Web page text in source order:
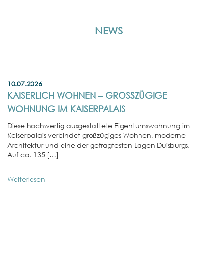
NEWS
10.07.2026
KAISERLICH WOHNEN – GROSSZÜGIGE W
OHNUNG IM KAISERPALAIS
Diese hochwertig ausgestattete Eigentumswohnung im
Kaiserpalais verbindet großzügiges Wohnen, moderne
Architektur und eine der gefragtesten Lagen Duisburgs.
Auf ca. 135 […]
Weiterlesen